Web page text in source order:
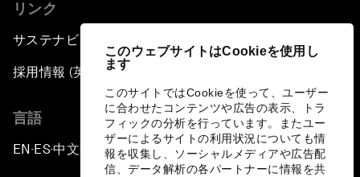
このウェブサイトはCookieを使用し
ます
このサイトではCookieを使って、ユーザー
に合わせたコンテンツや広告の表示、トラ
フィックの分析を行っています。またユー
ザーによるサイトの利用状況についても情
報を収集し、ソーシャルメディアや広告配
信、データ解析の各パートナーに情報を共
リンク
サステナビリティへの取り組み
採用情報 (英語のみ)
言語
EN ▪ ES▪中文▪ 日本語